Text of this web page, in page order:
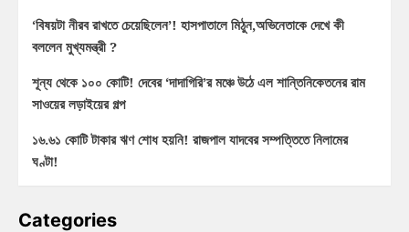
‘বিষয়টা নীরব রাখতে চেয়েছিলেন’! হাসপাতালে মিঠুন,অভিনেতাকে দেখে কী
বললেন মুখ্যমন্ত্রী ?
শূন্য থেকে ১০০ কোটি! দেবের ‘দাদাগিরি’র মঞ্চে উঠে এল শান্তিনিকেতনের রাম
সাওয়ের লড়াইয়ের গল্প
১৬.৬১ কোটি টাকার ঋণ শোধ হয়নি! রাজপাল যাদবের সম্পত্তিতে নিলামের
ঘণ্টা!
Categories